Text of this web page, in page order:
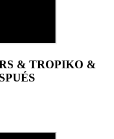
& TROPIKO &